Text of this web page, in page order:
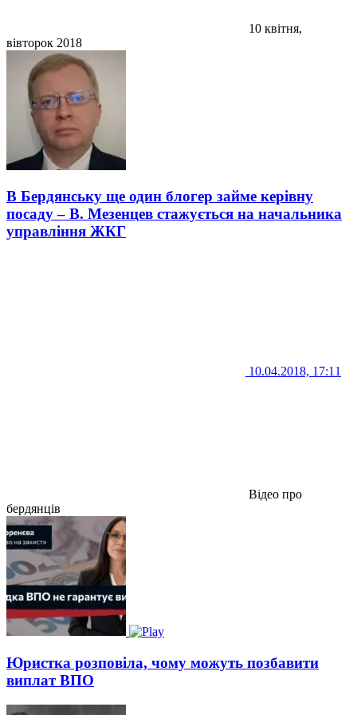
10 квітня,
вівторок 2018
В Бердянську ще один блогер займе керівну
посаду – В. Мезенцев стажується на начальника
управління ЖКГ
10.04.2018, 17:11
Відео про
бердянців
Юристка розповіла, чому можуть позбавити
виплат ВПО